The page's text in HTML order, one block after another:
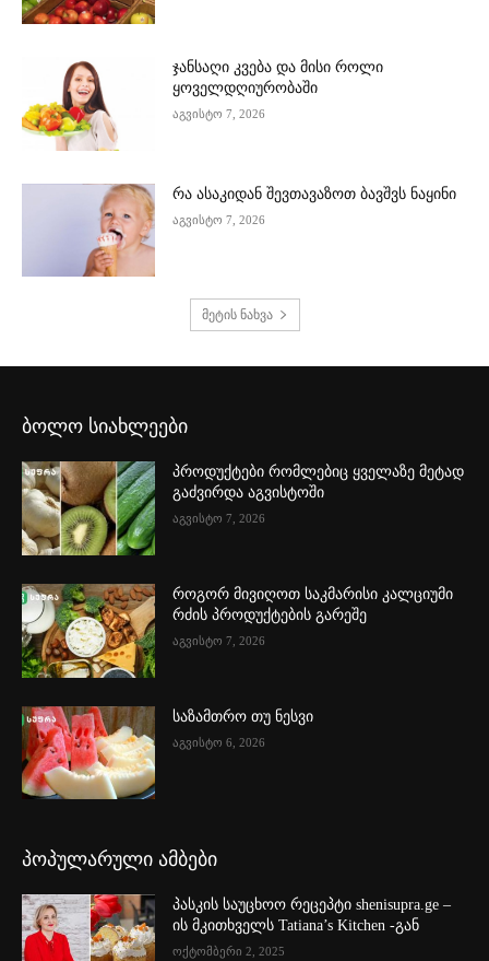
ჯანსაღი კვება და მისი როლი
ყოველდღიურობაში
აგვისტო 7, 2026
რა ასაკიდან შევთავაზოთ ბავშვს ნაყინი
აგვისტო 7, 2026
მეტის ნახვა
ბოლო სიახლეები
პროდუქტები რომლებიც ყველაზე მეტად
გაძვირდა აგვისტოში
აგვისტო 7, 2026
როგორ მივიღოთ საკმარისი კალციუმი
რძის პროდუქტების გარეშე
აგვისტო 7, 2026
საზამთრო თუ ნესვი
აგვისტო 6, 2026
პოპულარული ამბები
პასკის საუცხოო რეცეპტი shenisupra.ge –
ის მკითხველს Tatiana’s Kitchen -გან
ოქტომბერი 2, 2025